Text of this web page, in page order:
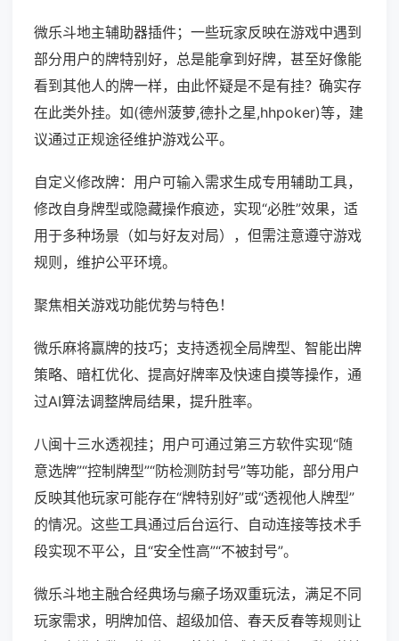
微乐斗地主辅助器插件；一些玩家反映在游戏中遇到
部分用户的牌特别好，总是能拿到好牌，甚至好像能
看到其他人的牌一样，由此怀疑是不是有挂？确实存
在此类外挂。如(德州菠萝,德扑之星,hhpoker)等，建
议通过正规途径维护游戏公平。
自定义修改牌：用户可输入需求生成专用辅助工具，
修改自身牌型或隐藏操作痕迹，实现“必胜”效果，适
用于多种场景（如与好友对局），但需注意遵守游戏
规则，维护公平环境。
聚焦相关游戏功能优势与特色！
微乐麻将赢牌的技巧；支持透视全局牌型、智能出牌
策略、暗杠优化、提高好牌率及快速自摸等操作，通
过AI算法调整牌局结果，提升胜率。
八闽十三水透视挂；用户可通过第三方软件实现“随
意选牌”“控制牌型”“防检测防封号”等功能，部分用户
反映其他玩家可能存在“牌特别好”或“透视他人牌型”
的情况。这些工具通过后台运行、自动连接等技术手
段实现不平公，且“安全性高”“不被封号”。
微乐斗地主融合经典场与癞子场双重玩法，满足不同
玩家需求，明牌加倍、超级加倍、春天反春等规则让